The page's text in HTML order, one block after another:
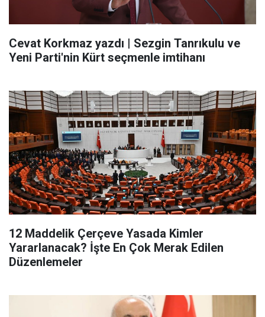
Cevat Korkmaz yazdı | Sezgin Tanrıkulu ve
Yeni Parti'nin Kürt seçmenle imtihanı
12 Maddelik Çerçeve Yasada Kimler
Yararlanacak? İşte En Çok Merak Edilen
Düzenlemeler